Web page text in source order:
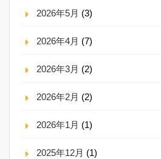
2026年5月 (3)
2026年4月 (7)
2026年3月 (2)
2026年2月 (2)
2026年1月 (1)
2025年12月 (1)